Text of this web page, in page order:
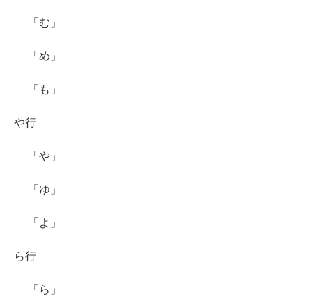
「む」
「め」
「も」
や行
「や」
「ゆ」
「よ」
ら行
「ら」